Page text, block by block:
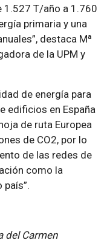
1.527 T/año a 1.760
primaria y una
destaca Mª
de la UPM y
de energía para
edificios en España
de ruta Europea
de CO2, por lo
de las redes de
como la
país”.
del Carmen